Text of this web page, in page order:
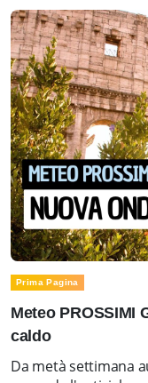
Prima Pagina
Meteo PROSSIMI
caldo
Da metà settimana